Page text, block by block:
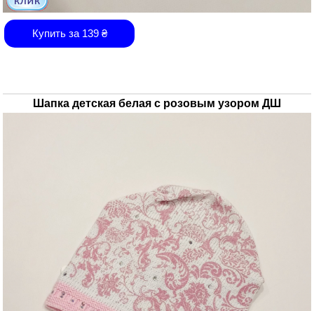
Купить за 139₴
Шапка детская белая с розовым узором ДШ